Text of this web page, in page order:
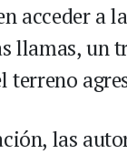
acceder a
llamas, un
terreno
las